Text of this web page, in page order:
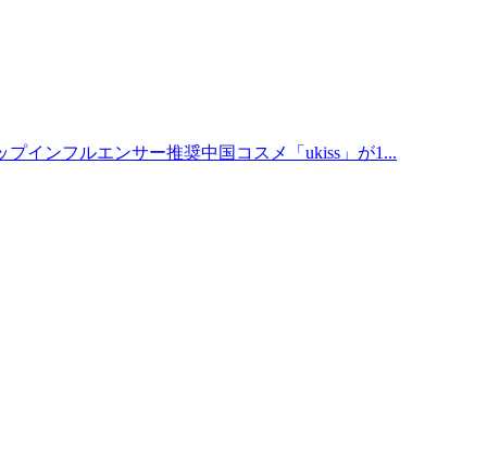
プインフルエンサー推奨中国コスメ「ukiss」が1...